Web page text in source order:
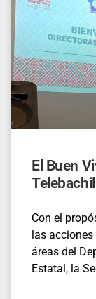
El Buen
Con el
las
áreas del
Estatal, la